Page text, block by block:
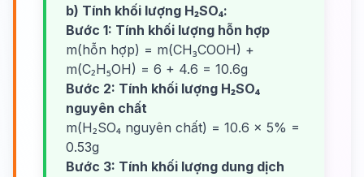
b) Tính khối lượng H₂SO₄:
Bước 1: Tính khối lượng hỗn hợp
m(hỗn hợp) = m(CH₃COOH) +
m(C₂H₅OH) = 6 + 4.6 = 10.6g
Bước 2: Tính khối lượng H₂SO₄
nguyên chất
m(H₂SO₄ nguyên chất) = 10.6 × 5% =
0.53g
Bước 3: Tính khối lượng dung dịch